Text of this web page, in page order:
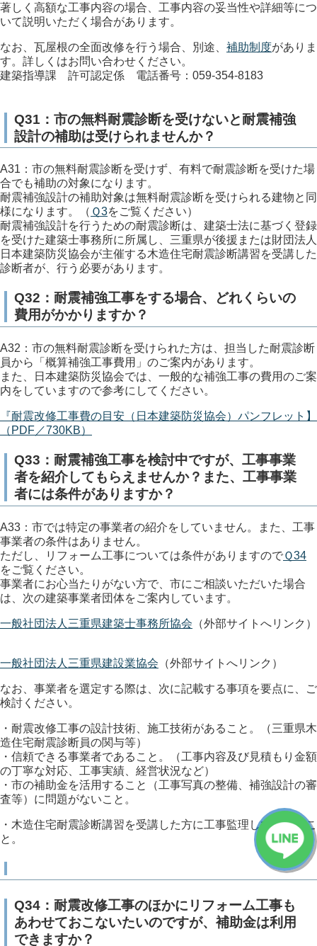
著しく高額な工事内容の場合、工事内容の妥当性や詳細等につ
いて説明いただく場合があります。
なお、瓦屋根の全面改修を行う場合、別途、 補助制度がありま
す。詳しくはお問い合わせください。
建築指導課 許可認定係 電話番号：059-354-8183
Q31：市の無料耐震診断を受けないと耐震補強
設計の補助は受けられませんか？
A31：市の無料耐震診断を受けず、有料で耐震診断を受けた場
合でも補助の対象になります。
耐震補強設計の補助対象は無料耐震診断を受けられる建物と同
様になります。（ Ｑ3をご覧ください）
耐震補強設計を行うための耐震診断は、建築士法に基づく登録
を受けた建築士事務所に所属し、三重県が後援または財団法人
日本建築防災協会が主催する木造住宅耐震診断講習を受講した
診断者が、行う必要があります。
Q32：耐震補強工事をする場合、どれくらいの
費用がかかりますか？
A32：市の無料耐震診断を受けられた方は、担当した耐震診断
員から「概算補強工事費用」のご案内があります。
また、日本建築防災協会では、一般的な補強工事の費用のご案
内をしていますので参考にしてください。
『耐震改修工事費の目安（日本建築防災協会）パンフレット】
（PDF／730KB）
Q33：耐震補強工事を検討中ですが、工事事業
者を紹介してもらえませんか？また、工事事業
者には条件がありますか？
A33：市では特定の事業者の紹介をしていません。また、工事
事業者の条件はありません。
ただし、リフォーム工事については条件がありますのでＱ34
をご覧ください。
事業者にお心当たりがない方で、市にご相談いただいた場合
は、次の建築事業者団体をご案内しています。
一般社団法人三重県建築士事務所協会 （外部サイトへリンク）
一般社団法人三重県建設業協会 （外部サイトへリンク）
なお、事業者を選定する際は、次に記載する事項を要点に、ご
検討ください。
・耐震改修工事の設計技術、施工技術があること。（三重県木
造住宅耐震診断員の関与等）
・信頼できる事業者であること。（工事内容及び見積もり金額
の丁寧な対応、工事実績、経営状況など）
・市の補助金を活用すること（工事写真の整備、補強設計の審
査等）に問題がないこと。
・木造住宅耐震診断講習を受講した方に工事監理してもらうこ
と。
Q34：耐震改修工事のほかにリフォーム工事も
あわせておこないたいのですが、補助金は利用
できますか？